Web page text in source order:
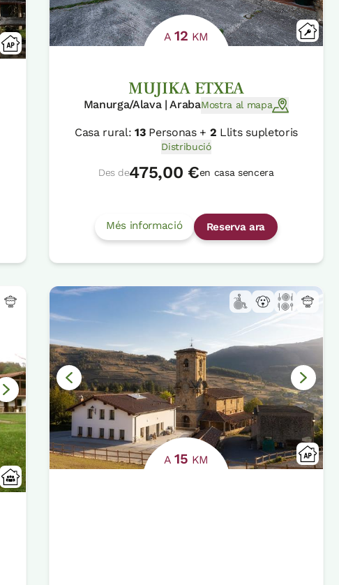
A12 KM
MUJIKA ETXEA
Manurga/Alava | ArabaMostra al mapa
Casa rural:13Personas + 2 Llits supletoris
Distribució
Des de475,00 €en casa sencera
Més informació Reserva ara
A15 KM